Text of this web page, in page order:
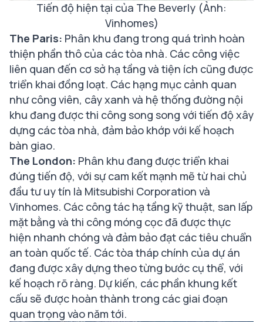
Tiến độ hiện tại của The Beverly (Ảnh:
Vinhomes)
The Paris: Phân khu đang trong quá trình hoàn
thiện phần thô của các tòa nhà. Các công việc
liên quan đến cơ sở hạ tầng và tiện ích cũng được
triển khai đồng loạt. Các hạng mục cảnh quan
như công viên, cây xanh và hệ thống đường nội
khu đang được thi công song song với tiến độ xây
dựng các tòa nhà, đảm bảo khớp với kế hoạch
bàn giao.
The London: Phân khu đang được triển khai
đúng tiến độ, với sự cam kết mạnh mẽ từ hai chủ
đầu tư uy tín là Mitsubishi Corporation và
Vinhomes. Các công tác hạ tầng kỹ thuật, san lấp
mặt bằng và thi công móng cọc đã được thực
hiện nhanh chóng và đảm bảo đạt các tiêu chuẩn
an toàn quốc tế. Các tòa tháp chính của dự án
đang được xây dựng theo từng bước cụ thể, với
kế hoạch rõ ràng. Dự kiến, các phần khung kết
cấu sẽ được hoàn thành trong các giai đoạn
quan trọng vào năm tới.